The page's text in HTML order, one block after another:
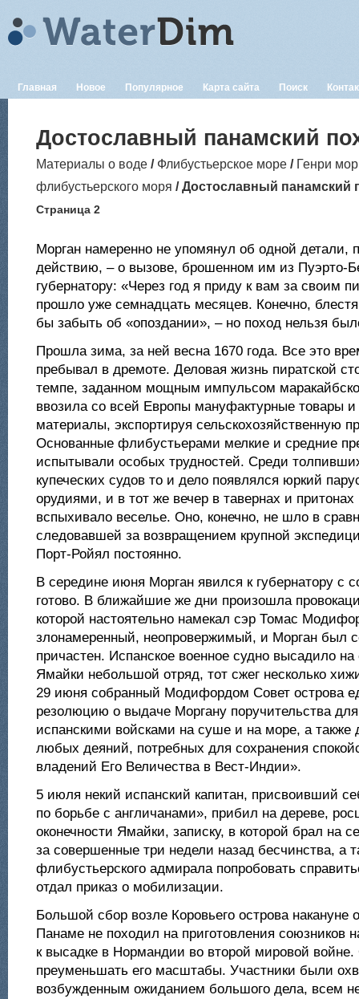
Главная Новое Популярное Карта сайта Поиск
Достославный панамский
Материалы о воде / Флибустьерское море / Генри
флибустьерского моря / Достославный панамский
Страница 2
Морган намеренно не упомянул об одной детали,
действию, – о вызове, брошенном им из Пуэрто-
губернатору: «Через год я приду к вам за своим
прошло уже семнадцать месяцев. Конечно,
бы забыть об «опоздании», – но поход нельзя
Прошла зима, за ней весна 1670 года. Все это
пребывал в дремоте. Деловая жизнь пиратской
темпе, заданном мощным импульсом
ввозила со всей Европы мануфактурные товары и
материалы, экспортируя сельскохозяйственную
Основанные флибустьерами мелкие и средние
испытывали особых трудностей. Среди
купеческих судов то и дело появлялся юркий
орудиями, и в тот же вечер в тавернах и
вспыхивало веселье. Оно, конечно, не шло в
следовавшей за возвращением крупной
Порт-Ройял постоянно.
В середине июня Морган явился к губернатору с
готово. В ближайшие же дни произошла
которой настоятельно намекал сэр Томас
злонамеренный, неопровержимый, и Морган был
причастен. Испанское военное судно высадило на
Ямайки небольшой отряд, тот сжег несколько
29 июня собранный Модифордом Совет острова
резолюцию о выдаче Моргану поручительства
испанскими войсками на суше и на море, а также
любых деяний, потребных для сохранения
владений Его Величества в Вест-Индии».
5 июля некий испанский капитан, присвоивший
по борьбе с англичанами», прибил на дереве,
оконечности Ямайки, записку, в которой брал на
за совершенные три недели назад бесчинства, а
флибустьерского адмирала попробовать
отдал приказ о мобилизации.
Большой сбор возле Коровьего острова накануне
Панаме не походил на приготовления союзников
к высадке в Нормандии во второй мировой войне.
преуменьшать его масштабы. Участники были
возбужденным ожиданием большого дела, всем